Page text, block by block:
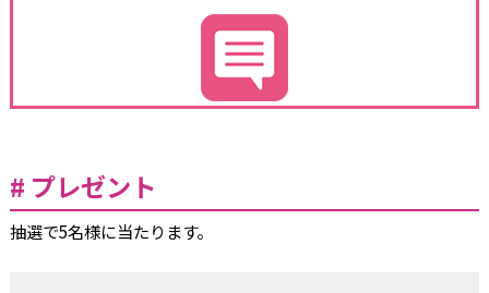
プレゼント
抽選で5名様に当たります。